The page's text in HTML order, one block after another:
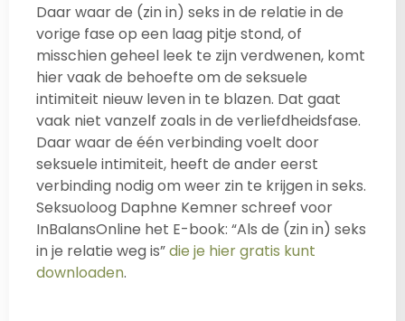
Daar waar de (zin in) seks in de relatie in de
vorige fase op een laag pitje stond, of
misschien geheel leek te zijn verdwenen, komt
hier vaak de behoefte om de seksuele
intimiteit nieuw leven in te blazen. Dat gaat
vaak niet vanzelf zoals in de verliefdheidsfase.
Daar waar de één verbinding voelt door
seksuele intimiteit, heeft de ander eerst
verbinding nodig om weer zin te krijgen in seks.
Seksuoloog Daphne Kemner schreef voor
InBalansOnline het E-book: “Als de (zin in) seks
in je relatie weg is”die je hier gratis kunt
downloaden.